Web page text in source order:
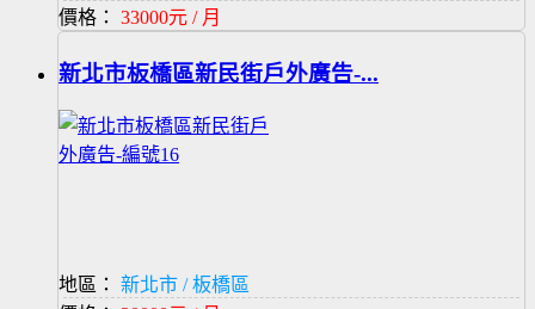
價格： 33000元 / 月
新北市板橋區新民街戶外廣告-...
地區：
新北市 / 板橋區